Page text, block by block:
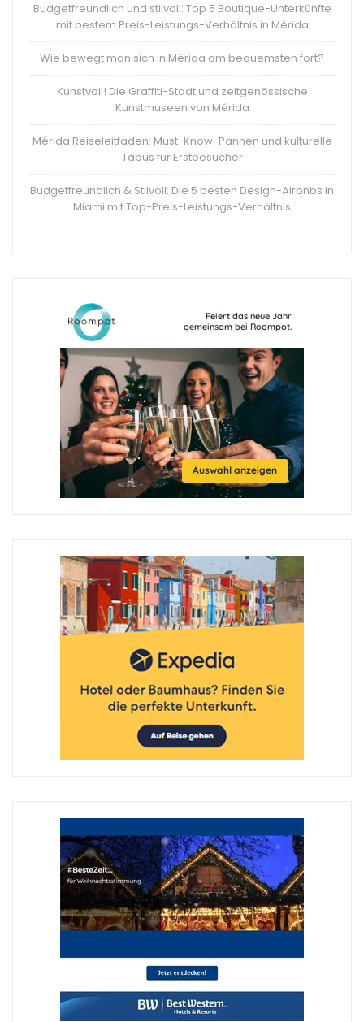
Budgetfreundlich und stilvoll: Top 5 Boutique-Unterkünfte
mit bestem Preis-Leistungs-Verhältnis in Mérida
Wie bewegt man sich in Mérida am bequemsten fort?
Kunstvoll! Die Graffiti-Stadt und zeitgenössische
Kunstmuseen von Mérida
Mérida Reiseleitfaden: Must-Know-Pannen und kulturelle
Tabus für Erstbesucher
Budgetfreundlich & Stilvoll: Die 5 besten Design-Airbnbs in
Miami mit Top-Preis-Leistungs-Verhältnis